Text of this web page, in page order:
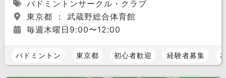
バドミントンサークル・クラブ
東京都 ： 武蔵野総合体育館
毎週木曜日9:00〜12:00
バドミントン 東京都 初心者歓迎 経験者募集